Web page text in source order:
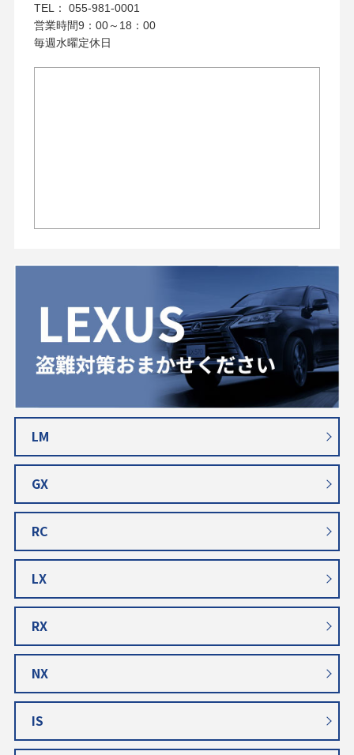
TEL： 055-981-0001
営業時間9：00～18：00
毎週水曜定休日
LM
GX
RC
LX
RX
NX
IS